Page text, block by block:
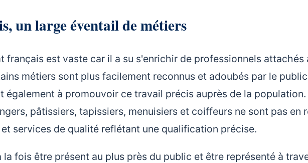
un large éventail de métiers
français est vaste car il a su s'enrichir de professionnels attachés
métiers sont plus facilement reconnus et adoubés par le
à promouvoir ce travail précis auprès de la population.
pâtissiers, tapissiers, menuisiers et coiffeurs ne sont pas en
services de qualité reflétant une qualification précise.
la fois être présent au plus près du public et être représenté à